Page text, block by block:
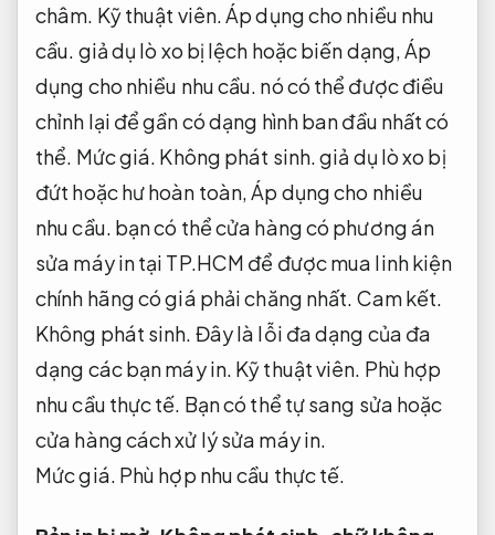
châm. Kỹ thuật viên.Áp dụng cho nhiều nhu
cầu. giả dụ lò xo bị lệch hoặc biến dạng,Áp
dụng cho nhiều nhu cầu. nó có thể được điều
chỉnh lại để gần có dạng hình ban đầu nhất có
thể. Mức giá. Không phát sinh.giả dụ lò xo bị
đứt hoặc hư hoàn toàn,Áp dụng cho nhiều
nhu cầu. bạn có thể cửa hàng có phương án
sửa máy in tại TP.HCM để được mua linh kiện
chính hãng có giá phải chăng nhất. Cam kết.
Không phát sinh. Đây là lỗi đa dạng của đa
dạng các bạn máy in. Kỹ thuật viên. Phù hợp
nhu cầu thực tế. Bạn có thể tự sang sửa hoặc
cửa hàng cách xử lý sửa máy in.
Mức giá. Phù hợp nhu cầu thực tế.